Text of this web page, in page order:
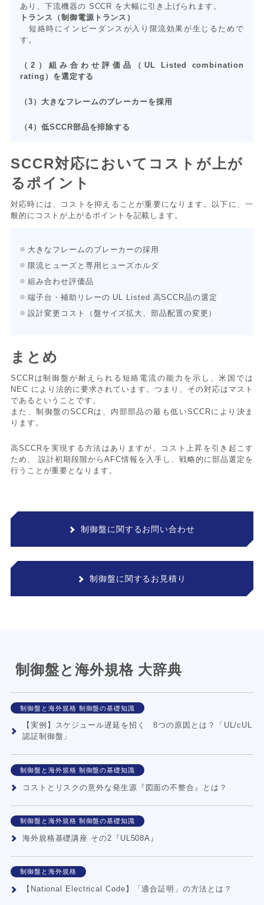
あり、下流機器の SCCR を大幅に引き上げられます。
トランス（制御電源トランス）
短絡時にインピーダンスが入り限流効果が生じるためで
す。
（2）組み合わせ評価品（UL Listed combination
rating）を選定する
（3）大きなフレームのブレーカーを採用
（4）低SCCR部品を排除する
SCCR対応においてコストが上が
るポイント
対応時には、コストを抑えることが重要になります。以下に、一
般的にコストが上がるポイントを記載します。
大きなフレームのブレーカーの採用
限流ヒューズと専用ヒューズホルダ
組み合わせ評価品
端子台・補助リレーの UL Listed 高SCCR品の選定
設計変更コスト（盤サイズ拡大、部品配置の変更）
まとめ
SCCRは制御盤が耐えられる短絡電流の能力を示し、米国では
NEC により法的に要求されています。つまり、その対応はマスト
であるということです。
また、制御盤のSCCRは、内部部品の最も低いSCCRにより決ま
ります。
高SCCRを実現する方法はありますが、コスト上昇を引き起こす
ため、 設計初期段階からAFC情報を入手し、戦略的に部品選定を
行うことが重要となります。
制御盤に関するお問い合わせ
制御盤に関するお見積り
制御盤と海外規格 大辞典
制御盤と海外規格 制御盤の基礎知識
【実例】スケジュール遅延を招く 8つの原因とは？「UL/cUL
認証制御盤」
制御盤と海外規格 制御盤の基礎知識
コストとリスクの意外な発生源『図面の不整合』とは？
制御盤と海外規格 制御盤の基礎知識
海外規格基礎講座 その2『UL508A』
制御盤と海外規格
【National Electrical Code】「適合証明」の方法とは？